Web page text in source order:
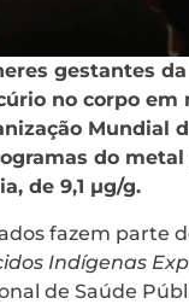
gestantes
no corpo em
Mundial
do metal
de 9,1 µg/g.
fazem parte
Indígenas
de Saúde